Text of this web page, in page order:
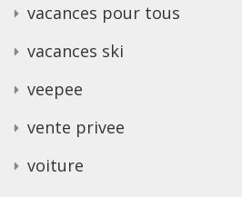
vacances pour tous
vacances ski
veepee
vente privee
voiture